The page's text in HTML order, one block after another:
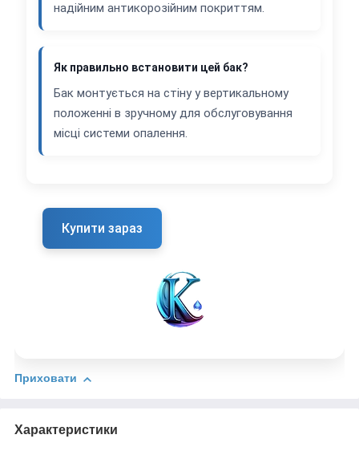
надійним антикорозійним покриттям.
Як правильно встановити цей бак?
Бак монтується на стіну у вертикальному
положенні в зручному для обслуговування
місці системи опалення.
Купити зараз
Приховати
Характеристики